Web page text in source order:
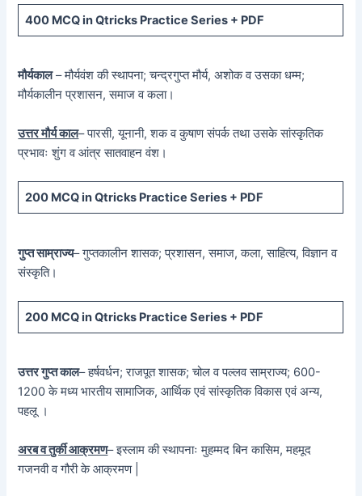
400 MCQin Qtricks Practice Series + PDF
मौर्यकाल– मौर्यवंश की स्थापना; चन्द्रगुप्त मौर्य, अशोक व उसका धम्म;
मौर्यकालीन प्रशासन, समाज व कला।
उत्तर मौर्य काल– पारसी, यूनानी, शक व कुषाण संपर्क तथा उसके सांस्कृतिक
प्रभावः शुंग व आंत्र सातवाहन वंश।
200 MCQ in Qtricks Practice Series + PDF
गुप्त साम्राज्य– गुप्तकालीन शासक; प्रशासन, समाज, कला, साहित्य, विज्ञान व
संस्कृति।
200 MCQ in Qtricks Practice Series + PDF
उत्तर गुप्त काल– हर्षवर्धन; राजपूत शासक; चोल व पल्लव साम्राज्य; 600-
1200 के मध्य भारतीय सामाजिक, आर्थिक एवं सांस्कृतिक विकास एवं अन्य,
पहलू ।
अरब व तुर्की आक्रमण– इस्लाम की स्थापनाः मुहम्मद बिन कासिम, महमूद
गजनवी व गौरी के आक्रमण |